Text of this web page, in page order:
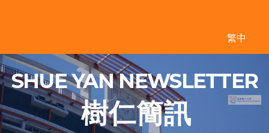
繁中
SHUE YAN NEWSLETTER
樹 仁 簡 訊